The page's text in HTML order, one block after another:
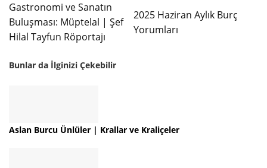
Gastronomi ve Sanatın
Buluşması: Müptelal | Şef
Hilal Tayfun Röportajı
2025 Haziran Aylık Burç
Yorumları
Bunlar da İlginizi Çekebilir
Aslan Burcu Ünlüler | Krallar ve Kraliçeler